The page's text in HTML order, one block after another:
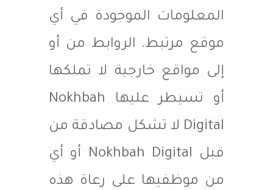
المعلومات الموجودة في أي
موقع مرتبط. الروابط من أو
إلى مواقع خارجية لا تملكها
أو تسيطر عليها Nokhbah
Digital لا تشكل مصادقة من
قبل Nokhbah Digital أو أي
من موظفيها على رعاة هذه